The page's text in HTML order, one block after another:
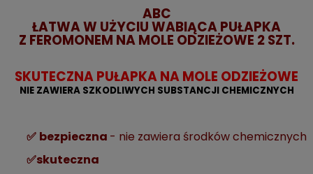
ABC
ŁATWA W UŻYCIU WABIĄCA PUŁAPKA
Z FEROMONEM NA MOLE ODZIEŻOWE 2 SZT.
SKUTECZNA PUŁAPKA NA MOLE ODZIEŻOWE
NIE ZAWIERA SZKODLIWYCH SUBSTANCJI CHEMICZNYCH
✅ bezpieczna - nie zawiera środków chemicznych
✅skuteczna